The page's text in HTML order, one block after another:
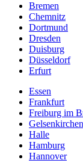
Bremen
Chemnitz
Dortmund
Dresden
Duisburg
Düsseldorf
Erfurt
Essen
Frankfurt
Freiburg im
Gelsenkirchen
Halle
Hamburg
Hannover